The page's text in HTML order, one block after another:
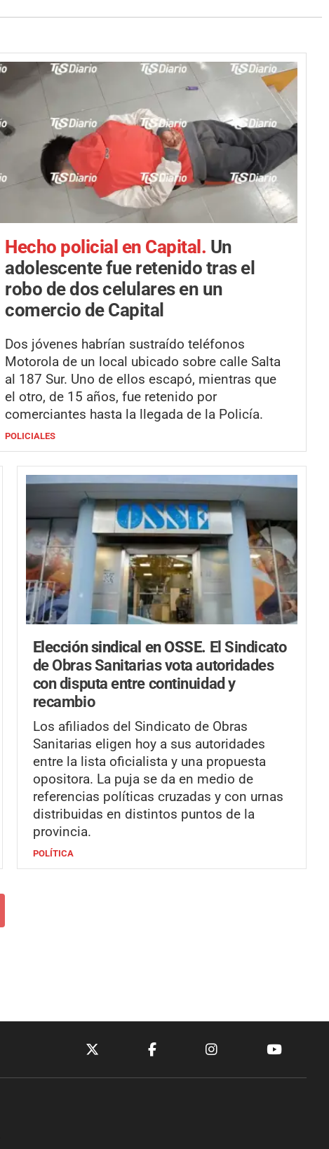
Hecho policial en Capital. Un
adolescente fue retenido tras el
robo de dos celulares en un
comercio de Capital
Dos jóvenes habrían sustraído teléfonos
Motorola de un local ubicado sobre calle Salta
al 187 Sur. Uno de ellos escapó, mientras que
el otro, de 15 años, fue retenido por
comerciantes hasta la llegada de la Policía.
POLICIALES
Elección sindical en OSSE. El Sindicato
de Obras Sanitarias vota autoridades
con disputa entre continuidad y
recambio
Los afiliados del Sindicato de Obras
Sanitarias eligen hoy a sus autoridades
entre la lista oficialista y una propuesta
opositora. La puja se da en medio de
referencias políticas cruzadas y con urnas
distribuidas en distintos puntos de la
provincia.
POLÍTICA